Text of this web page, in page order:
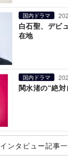
国内ドラマ
白石聖、デビ
在地
国内ドラマ
関水渚の“絶
インタビュー記事